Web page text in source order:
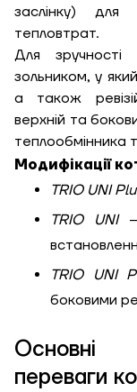
заслінку) для
тепловтрат.
Для зручності
зольником, у
а також
верхній та
теплообмінника
Модифікації
TRIO UNI
TRIO UNI—
TRIO UNI
боковими
Основні
переваги